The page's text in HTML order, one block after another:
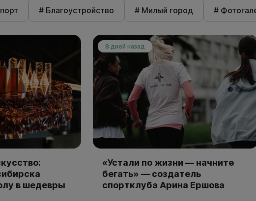
# Благоустройство # Милый город #
в шедевры
8 дней назад
«Устали по жизни — начните
бегать» — создатель
спортклуба Арина Ершова